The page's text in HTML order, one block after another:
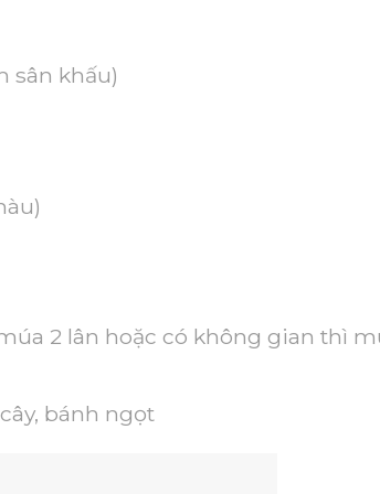
sân khấu)
2 lân hoặc có không gian thì
bánh ngọt